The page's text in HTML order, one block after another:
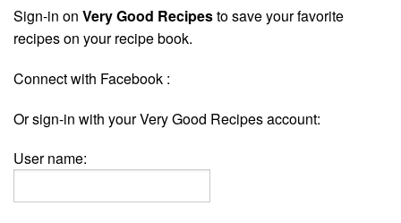
Sign-in on Very Good Recipesto save your favorite
recipes on your recipe book.
Connect with Facebook :
Or sign-in with your Very Good Recipes account:
User name: